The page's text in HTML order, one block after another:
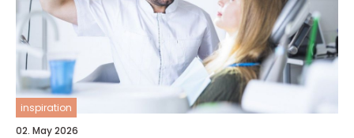
inspiration
02. May 2026